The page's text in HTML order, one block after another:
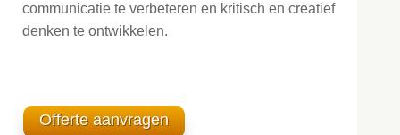
communicatie te verbeteren en kritisch en creatief
denken te ontwikkelen.
Offerte aanvragen